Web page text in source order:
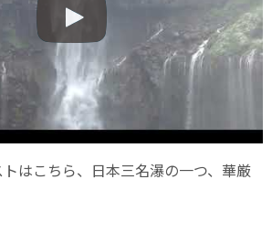
はこちら、日本三名瀑の一つ、華厳